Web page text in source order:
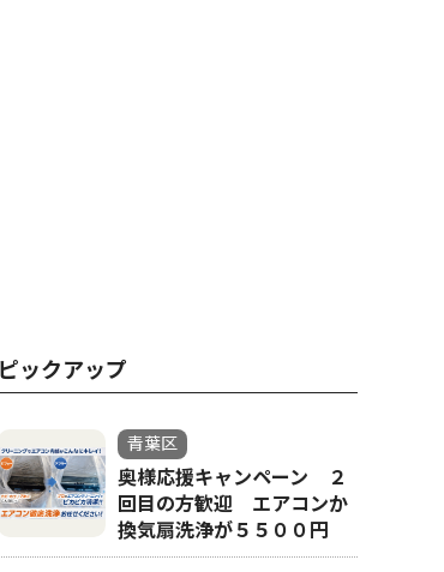
ピックアップ
青葉区
奥様応援キャンペーン ２
回目の方歓迎 エアコンか
換気扇洗浄が５５００円